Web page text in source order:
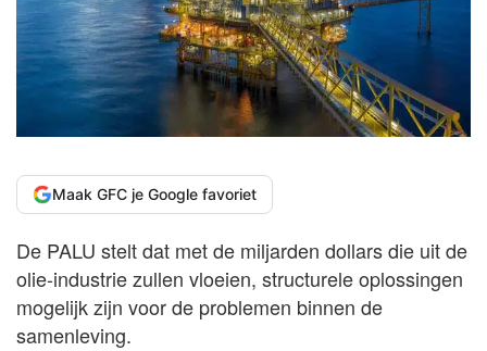
Maak GFC je Google favoriet
De PALU stelt dat met de miljarden dollars die uit de
olie-industrie zullen vloeien, structurele oplossingen
mogelijk zijn voor de problemen binnen de
samenleving.